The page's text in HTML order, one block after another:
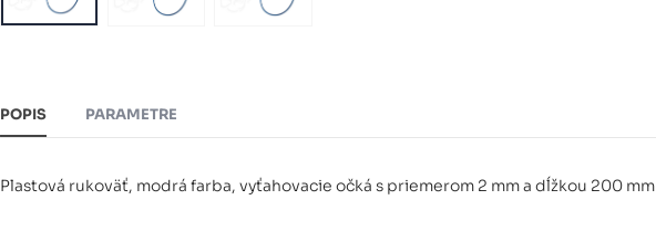
POPIS PARAMETRE
Plastová rukoväť, modrá farba, vyťahovacie očká s priemerom 2 mm a dĺžkou 200 mm